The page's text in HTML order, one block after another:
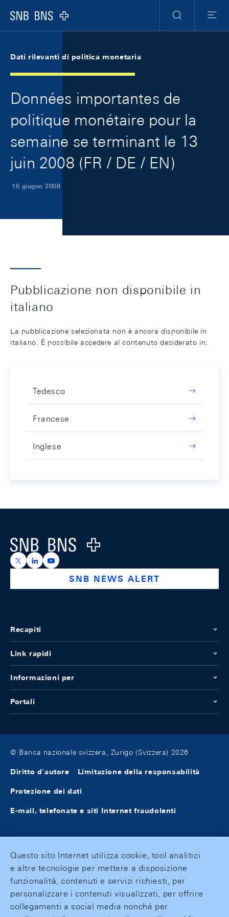
Logo
Ricerca
Menu
Dati rilevanti di politica monetaria
Données importantes de
politique monétaire pour la
semaine se terminant le 13
juin 2008 (FR / DE / EN)
16 giugno 2008
Pubblicazione non disponibile in
italiano
La pubblicazione selezionata non è ancora disponibile in
italiano. È possibile accedere al contenuto desiderato in:
Tedesco
Francese
Inglese
Logo
https://x.com/snb_bns
https://ch.linkedin.com/company/swiss-national-
https://www.youtube.com/@swissnationalbank
SNB NEWS ALERT
Recapiti
Link rapidi
Informazioni per
Portali
© Banca nazionale svizzera, Zurigo (Svizzera) 2026
Diritto d'autore Limitazione della responsabilità
Protezione dei dati
E-mail, telefonate e siti Internet fraudolenti
Questo sito Internet utilizza cookie, tool analitici
e altre tecnologie per mettere a disposizione
funzionalità, contenuti e servizi richiesti, per
personalizzare i contenuti visualizzati, per offrire
collegamenti a social media nonché per